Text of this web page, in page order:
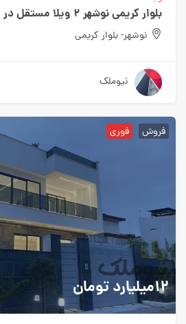
بلوار کریمی نوشهر ۲ ویلا مستقل در یک حیاط
نوشهر- بلوار کریمی
نیوملک
فروش فوری
۱۲میلیارد تومان